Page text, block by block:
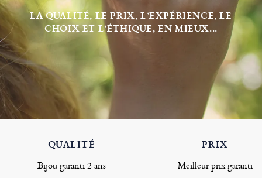
LA QUALITÉ, LE PRIX, L’EXPÉRIENCE, LE
CHOIX ET L’ÉTHIQUE, EN MIEUX...
QUALITÉ
Bijou garanti 2 ans
PRIX
Meilleur prix garanti